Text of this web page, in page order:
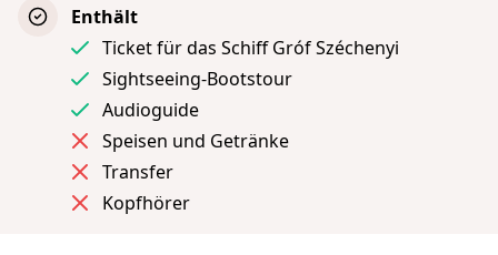
Enthält
Ticket für das Schiff Gróf Széchenyi
Sightseeing-Bootstour
Audioguide
Speisen und Getränke
Transfer
Kopfhörer